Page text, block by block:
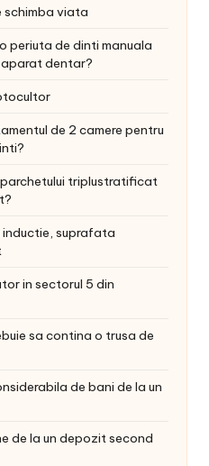
schimba viata
periuta de dinti manuala
dentar?
de 2 camere pentru
triplustratificat
suprafata
in sectorul 5 din
sa contina o trusa de
de bani de la un
de la un depozit second